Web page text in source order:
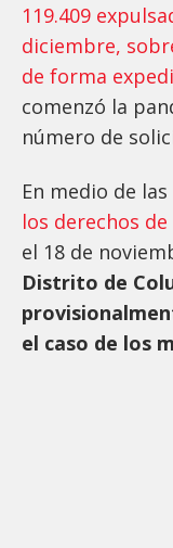
119.409
diciembre,
de forma
comenzó la
número de
En medio de las
los derechos
el 18 de
Distrito de
el caso de los